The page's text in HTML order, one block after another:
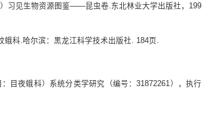
习见生物资源图鉴——昆虫卷.东北林业大学出版社，199
科.哈尔滨：黑龙江科学技术出版社. 184页.
目夜蛾科）系统分类学研究（编号：31872261），执行